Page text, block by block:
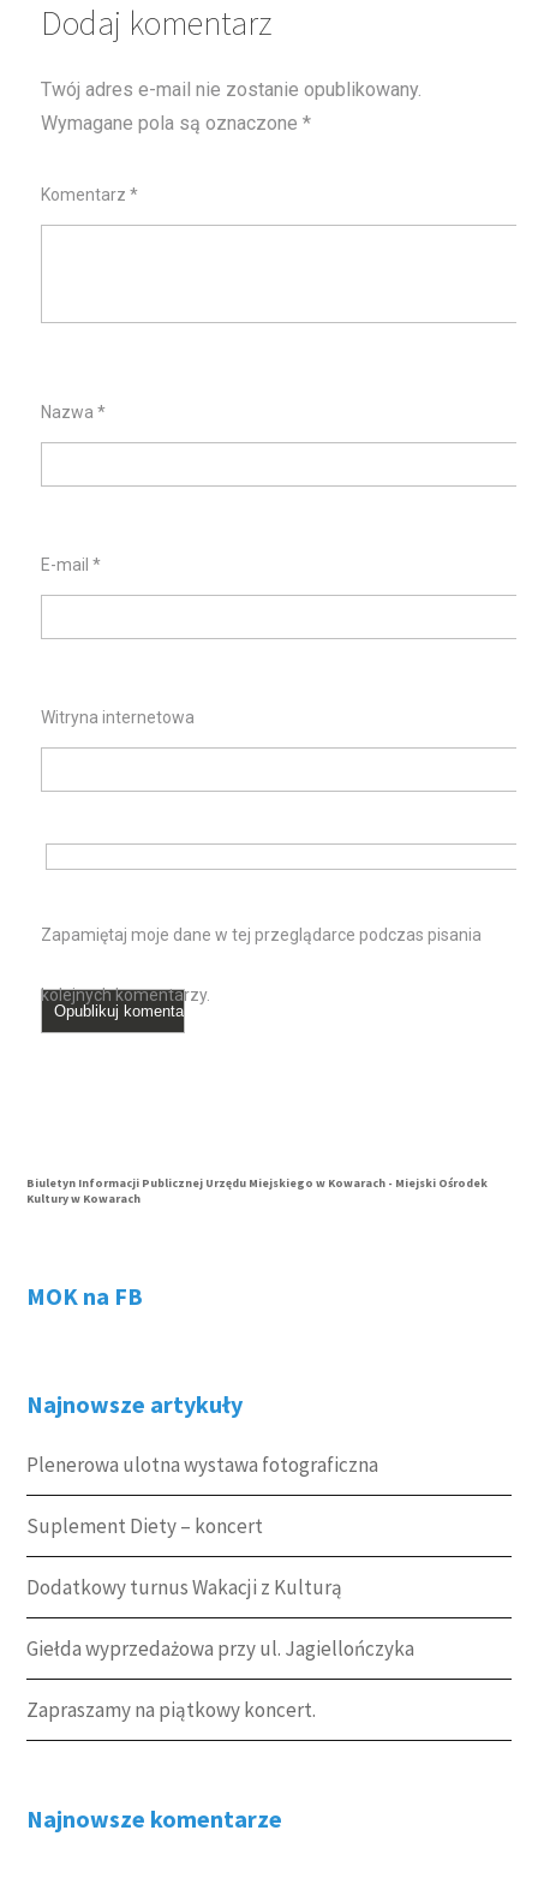
Dodaj komentarz
Twój adres e-mail nie zostanie opublikowany.
Wymagane pola są oznaczone*
Komentarz*
Nazwa*
E-mail*
Witryna internetowa
Zapamiętaj moje dane w tej przeglądarce podczas pisania
kolejnych komentarzy.
Biuletyn Informacji Publicznej Urzędu Miejskiego w Kowarach - Miejski Ośrodek
Kultury w Kowarach
MOK na FB
Najnowsze artykuły
Plenerowa ulotna wystawa fotograficzna
Suplement Diety – koncert
Dodatkowy turnus Wakacji z Kulturą
Giełda wyprzedażowa przy ul. Jagiellończyka
Zapraszamy na piątkowy koncert.
Najnowsze komentarze